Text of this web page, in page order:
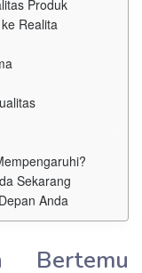
Produk
Realita
Sekarang
Anda
Bertemu